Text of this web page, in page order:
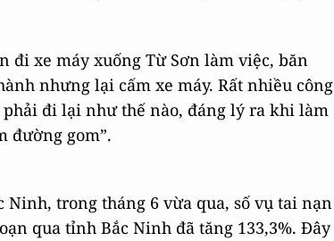
đi xe máy xuống Từ Sơn làm việc, băn
nhưng lại cấm xe máy. Rất nhiều công
đi lại như thế nào, đáng lý ra khi làm
đường gom”.
Ninh, trong tháng 6 vừa qua, số vụ tai nạn
qua tỉnh Bắc Ninh đã tăng 133,3%. Đây